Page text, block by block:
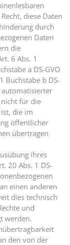
diese Daten
durch
Daten
die
6 Abs. 1
a DS-GVO
Buchstabe b DS-
für die
die im
öffentlicher
übertragen
ihres
20 Abs. 1 DS-
einen anderen
dies technisch
und
werden.
den von der